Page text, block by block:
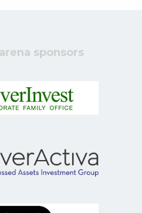
sponsors